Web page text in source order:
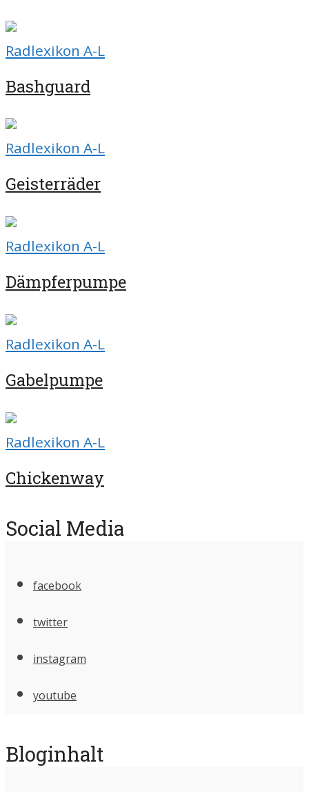
Radlexikon A-L
Bashguard
Radlexikon A-L
Geisterräder
Radlexikon A-L
Dämpferpumpe
Radlexikon A-L
Gabelpumpe
Radlexikon A-L
Chickenway
Social Media
facebook
twitter
instagram
youtube
Bloginhalt